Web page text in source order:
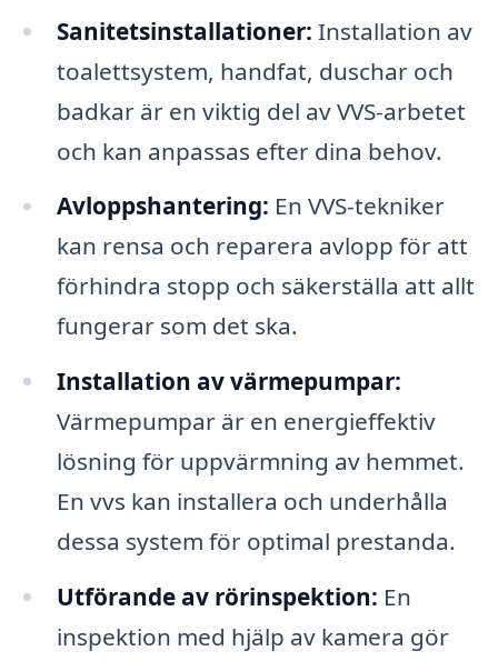
Sanitetsinstallationer: Installation av
toalettsystem, handfat, duschar och
badkar är en viktig del av VVS-arbetet
och kan anpassas efter dina behov.
Avloppshantering: En VVS-tekniker
kan rensa och reparera avlopp för att
förhindra stopp och säkerställa att allt
fungerar som det ska.
Installation av värmepumpar:
Värmepumpar är en energieffektiv
lösning för uppvärmning av hemmet.
En vvs kan installera och underhålla
dessa system för optimal prestanda.
Utförande av rörinspektion: En
inspektion med hjälp av kamera gör